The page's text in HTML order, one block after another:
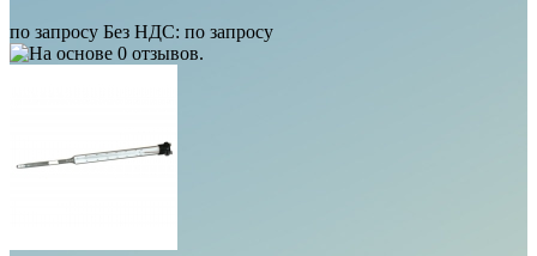
по запросу Без НДС: по запросу